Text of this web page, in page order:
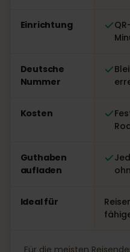
Einrichtung
Deutsche
Nummer
Kosten
Guthaben
aufladen
Ideal für
Für die meisten